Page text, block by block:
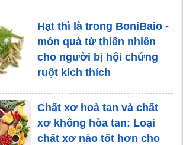
Hạt thì là trong BoniBaio -
món quà từ thiên nhiên
cho người bị hội chứng
ruột kích thích
Chất xơ hoà tan và chất
xơ không hòa tan: Loại
chất xơ nào tốt hơn cho